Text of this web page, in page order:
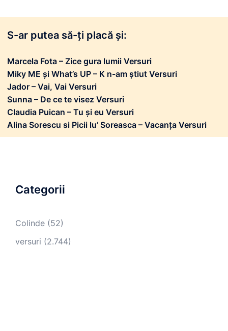
S-ar putea să-ți placă și:
Marcela Fota – Zice gura lumii Versuri
Miky ME și What’s UP – K n-am știut Versuri
Jador – Vai, Vai Versuri
Sunna – De ce te visez Versuri
Claudia Puican – Tu și eu Versuri
Alina Sorescu si Picii lu’ Soreasca – Vacanța Versuri
Categorii
Colinde (52)
versuri (2.744)